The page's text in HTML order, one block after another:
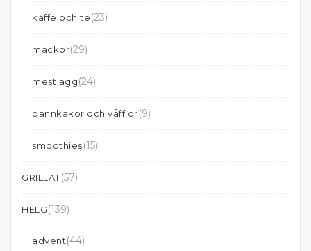
kaffe och te(23)
mackor(29)
mest ägg(24)
pannkakor och våfflor(9)
smoothies(15)
GRILLAT(57)
HELG(139)
advent(44)